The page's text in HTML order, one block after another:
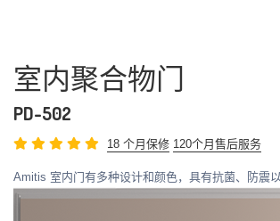
室内聚合物门
PD-502
18 个月保修 120个月售后服务
Amitis 室内门有多种设计和颜色，具有抗菌、防震